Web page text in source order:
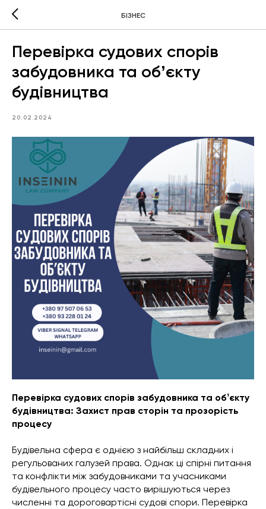
БІЗНЕС
Перевірка судових спорів
забудовника та обʼєкту
будівництва
20.02.2024
Перевірка судових спорів забудовника та обʼєкту
будівництва: Захист прав сторін та прозорість
процесу
Будівельна сфера є однією з найбільш складних і
регульованих галузей права. Однак ці спірні питання
та конфлікти між забудовниками та учасниками
будівельного процесу часто вирішуються через
численні та дороговартісні судові спори. Перевірка